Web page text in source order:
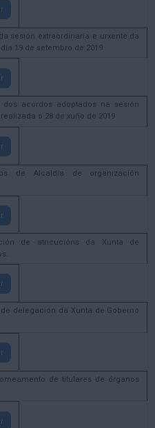
da sesión extraordinaria e urxente da
19 de setembro de 2019
dos acordos adoptados na sesión
o 28 de xuño de 2019
de Alcaldía de organización
de atricucións da Xunta de
de delegación da Xunta de Goberno
de titulares de órganos